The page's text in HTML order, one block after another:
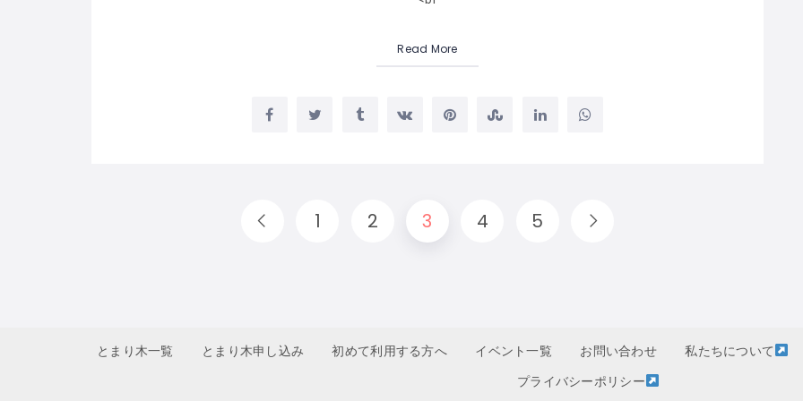
Read More
1 2 3 4 5
とまり木一覧 とまり木申し込み 初めて利用する方へ イベント一覧 お問い合わせ 私たちについて
プライバシーポリシー